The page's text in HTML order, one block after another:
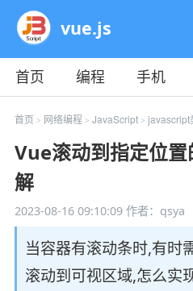
vue.js
首页 编程 手机
教程
平面 服务器
首页 > 网络编程 > JavaScript> javascript
Vue滚动到指定位
解
2023-08-16 09:10:09作者：qsya
当容器有滚动条时,有时
滚动到可视区域,怎么实